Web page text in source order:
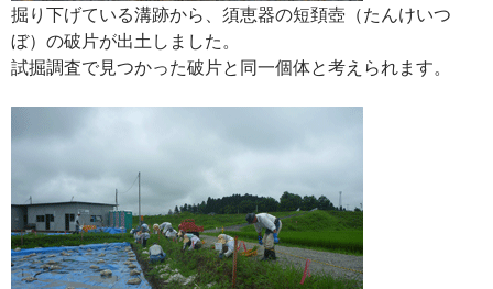
掘り下げている溝跡から、須恵器の短頚壺（たんけいつ
ぼ）の破片が出土しました。
試掘調査で見つかった破片と同一個体と考えられます。